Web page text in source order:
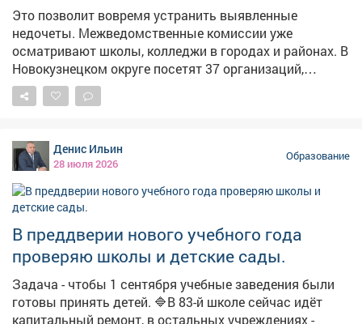
Это позволит вовремя устранить выявленные
недочеты. Межведомственные комиссии уже
осматривают школы, колледжи в городах и районах. В
Новокузнецком округе посетят 37 организаций,
включая детские сады и учреждения
дополнительного образования. В пяти сельских
освещение, кровлю, ремонтируют полы, спортзал.
Остальные организации уже на стадии проверки.
Специалисты оценивают, соблюдены ли санитарные
нормы, исправна ли автоматической пожарной
сигнализация, есть ли средства тушения огня.
Внимание также системам видеонаблюдения,
способам передачи тревожных сообщений.
Антитеррористическая безопасность - важный аспект
подготовки. На случай внештатной ситуации должны
быть и аптечки, и запас воды, и место, где можно
переждать опасность. #новости10канала
Денис Ильин
28 июля 2026
Образование
В преддверии нового учебного года
проверяю школы и детские сады.
Задача - чтобы 1 сентября учебные заведения были
готовы принять детей. 🔷В 83-й школе сейчас идёт
капитальный ремонт, в остальных учреждениях -